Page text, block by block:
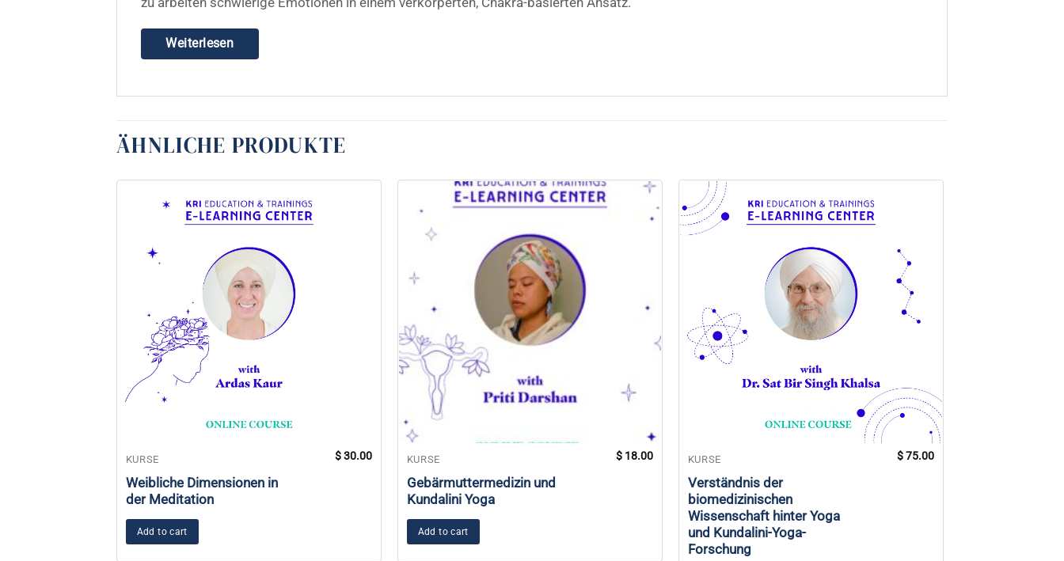
Weiterlesen
ÄHNLICHE PRODUKTE
KURSE
Weibliche Dimensionen in
der Meditation
$30.00
Add to cart
KURSE
Gebärmuttermedizin und
Kundalini Yoga
$ 18.00
Add to cart
KURSE
Verständnis der
biomedizinischen
Wissenschaft hinter Yoga
und Kundalini-Yoga-
Forschung
$75.00